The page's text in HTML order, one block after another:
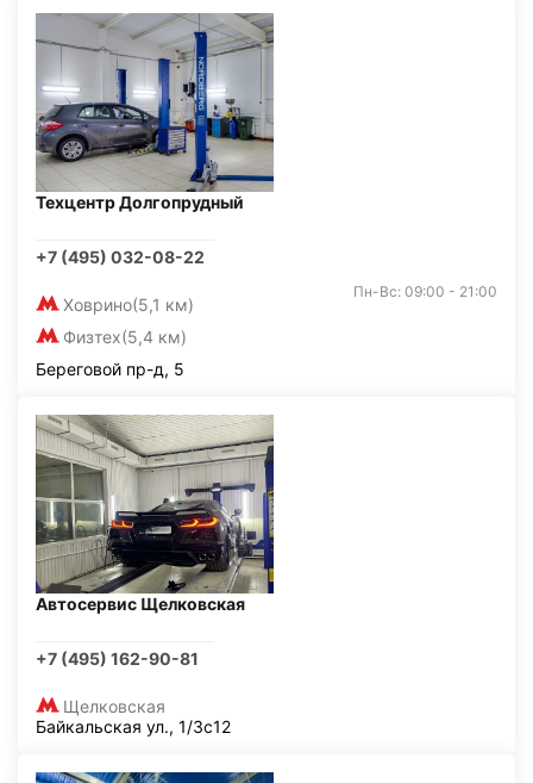
Техцентр Долгопрудный
+7 (495) 032-08-22
Ховрино(5,1 км)
Физтех(5,4 км)
Пн-Вс: 09:00 - 21:00
Береговой пр-д, 5
Автосервис Щелковская
+7 (495) 162-90-81
Щелковская
Байкальская ул., 1/3с12